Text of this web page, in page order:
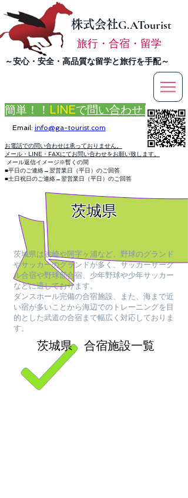
株式会社G.ATourist
旅行・合宿・留学
​～安心・安全・高品質な留学と旅行を手配～
Email: info@ga-tourist.com
簡単！！ LINEで問い合わせ
お電話での問い合わせは承っておりません。
メール・LINE・FAXにてお問い合わせをお願い致します。
メール返信イメージ※暫くの間
■平日のご連絡→翌営業日（平日）のご回答
■土日祝日のご連絡→翌営業日（平日）のご回答
茨城県
茨城県は波崎や阿字ヶ浦など、野球のグランド
やサッカーのグランドが多く、サッカーサーク
ル合宿や野球部合宿、少年野球や少年サッカー
などに適しております。
ダンスホール完備の合宿施設、また、海まで近
い宿が多いことから海辺でのトレーニングを目
的とした武道の合宿まで幅広く対応しておりま
す。
茨城県 合宿施設一覧